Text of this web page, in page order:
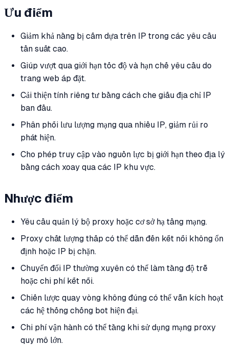
Ưu điểm
Giảm khả năng bị cấm dựa trên IP trong các yêu cầu
tần suất cao.
Giúp vượt qua giới hạn tốc độ và hạn chế yêu cầu do
trang web áp đặt.
Cải thiện tính riêng tư bằng cách che giấu địa chỉ IP
ban đầu.
Phân phối lưu lượng mạng qua nhiều IP, giảm rủi ro
phát hiện.
Cho phép truy cập vào nguồn lực bị giới hạn theo địa lý
bằng cách xoay qua các IP khu vực.
Nhược điểm
Yêu cầu quản lý bộ proxy hoặc cơ sở hạ tầng mạng.
Proxy chất lượng thấp có thể dẫn đến kết nối không ổn
định hoặc IP bị chặn.
Chuyển đổi IP thường xuyên có thể làm tăng độ trễ
hoặc chi phí kết nối.
Chiến lược quay vòng không đúng có thể vẫn kích hoạt
các hệ thống chống bot hiện đại.
Chi phí vận hành có thể tăng khi sử dụng mạng proxy
quy mô lớn.